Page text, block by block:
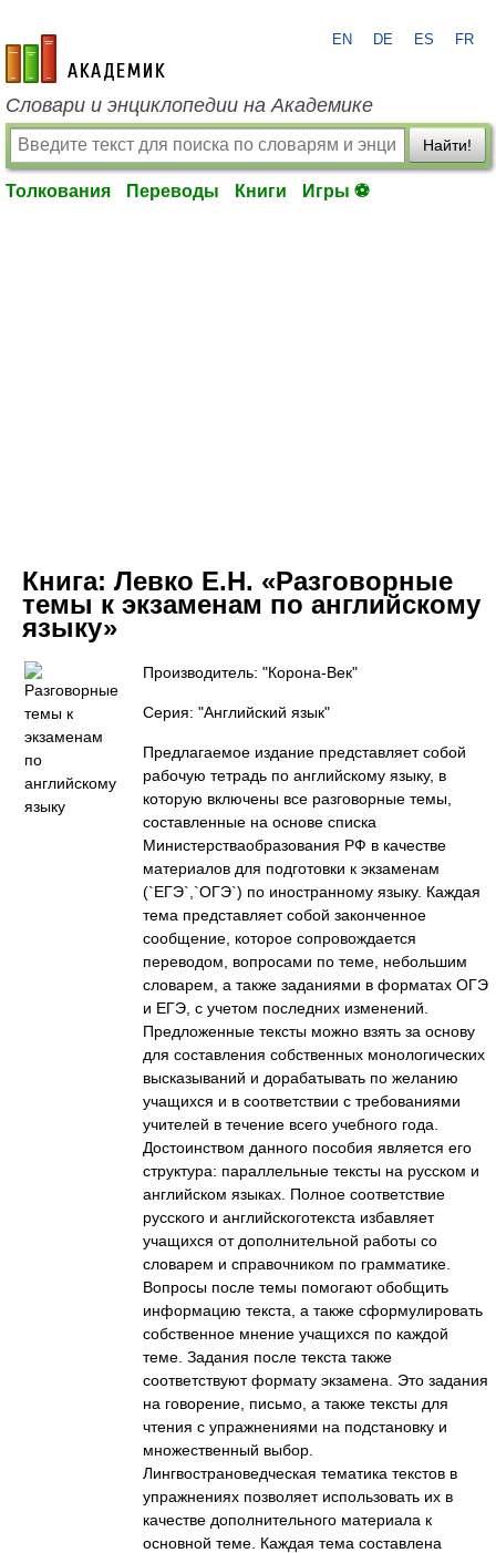
academic.ru
EN DE ES FR
Словари и энциклопедии на Академике
Найти!
Толкования Переводы Книги Игры ⚽
Книга: Левко Е.Н. «Разговорные
темы к экзаменам по английскому
языку»
Производитель: "Корона-Век"
Серия: "Английский язык"
Предлагаемое издание представляет собой
рабочую тетрадь по английскому языку, в
которую включены все разговорные темы,
составленные на основе списка
Министерстваобразования РФ в качестве
материалов для подготовки к экзаменам
(`ЕГЭ`,`ОГЭ`) по иностранному языку. Каждая
тема представляет собой законченное
сообщение, которое сопровождается
переводом, вопросами по теме, небольшим
словарем, а также заданиями в форматах ОГЭ
и ЕГЭ, с учетом последних изменений.
Предложенные тексты можно взять за основу
для составления собственных монологических
высказываний и дорабатывать по желанию
учащихся и в соответствии с требованиями
учителей в течение всего учебного года.
Достоинством данного пособия является его
структура: параллельные тексты на русском и
английском языках. Полное соответствие
русского и английскоготекста избавляет
учащихся от дополнительной работы со
словарем и справочником по грамматике.
Вопросы после темы помогают обобщить
информацию текста, а также сформулировать
собственное мнение учащихся по каждой
теме. Задания после текста также
соответствуют формату экзамена. Это задания
на говорение, письмо, а также тексты для
чтения с упражнениями на подстановку и
множественный выбор.
Лингвострановедческая тематика текстов в
упражнениях позволяет использовать их в
качестве дополнительного материала к
основной теме. Каждая тема составлена